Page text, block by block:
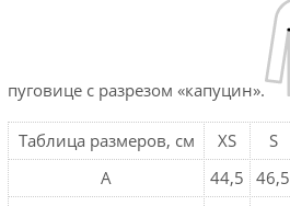
пуговице с разрезом «капуцин».
Таблица размеров, см XS S
A
44,5 46,5